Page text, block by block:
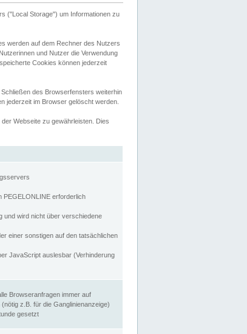
("Local Storage") um Informationen zu
werden auf dem Rechner des Nutzers
und Nutzer die Verwendung
Cookies können jederzeit
des Browserfensters weiterhin
jederzeit im Browser gelöscht werden.
Webseite zu gewährleisten. Dies
PEGELONLINE erforderlich
und wird nicht über verschiedene
einer sonstigen auf den tatsächlichen
JavaScript auslesbar (Verhinderung
Browseranfragen immer auf
z.B. für die Ganglinienanzeige)
gesetzt